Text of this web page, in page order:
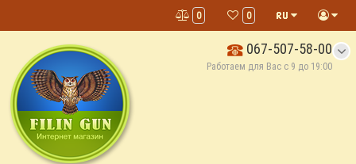
0
0
067-507-58-00
Работаем для Вас с 9 до 19:00